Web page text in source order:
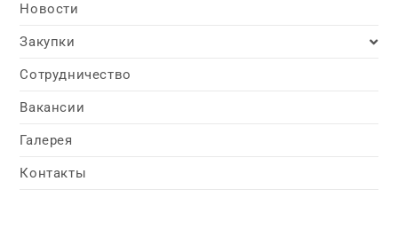
Новости
Закупки
Сотрудничество
Вакансии
Галерея
Контакты